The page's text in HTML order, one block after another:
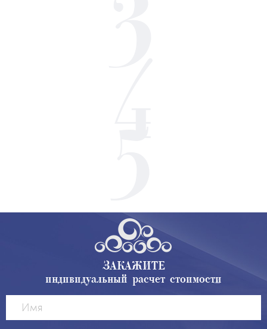
ЗАКАЖИТЕ
индивидуальный расчет стоимости